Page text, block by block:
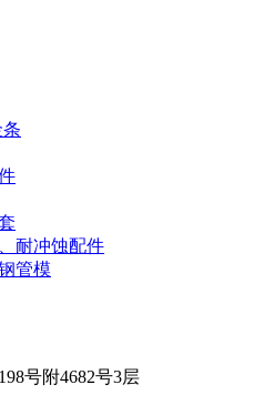
耐冲蚀配件
管模
号附4682号3层